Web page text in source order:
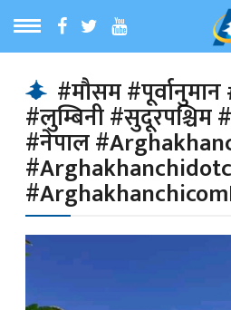
MENU
समाचार
समाचार
समाचार
#मौसम
#लुम्बिनी #सुदूरपश्चिम
#नेपाल